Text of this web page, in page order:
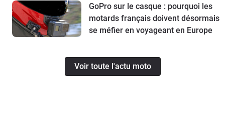
GoPro sur le casque : pourquoi les
motards français doivent désormais
se méfier en voyageant en Europe
Voir toute l'actu moto